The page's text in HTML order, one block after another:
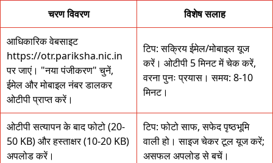
चरण विवरण विशेष सलाह
आधिकारिक वेबसाइट
https://otr.pariksha.nic.in
पर जाएं। "नया पंजीकरण" चुनें,
ईमेल और मोबाइल नंबर डालकर
ओटीपी प्राप्त करें।
टिप: सक्रिय ईमेल/मोबाइल यूज
करें। ओटीपी 5 मिनट में चेक करें,
वरना पुनः प्रयास। समय: 8-10
मिनट।
ओटीपी सत्यापन के बाद फोटो (20-
50 KB) और हस्ताक्षर (10-20 KB)
अपलोड करें।
टिप: फोटो साफ, सफेद पृष्ठभूमि
वाली हो। साइज चेकर टूल यूज करें;
असफल अपलोड से बचें।